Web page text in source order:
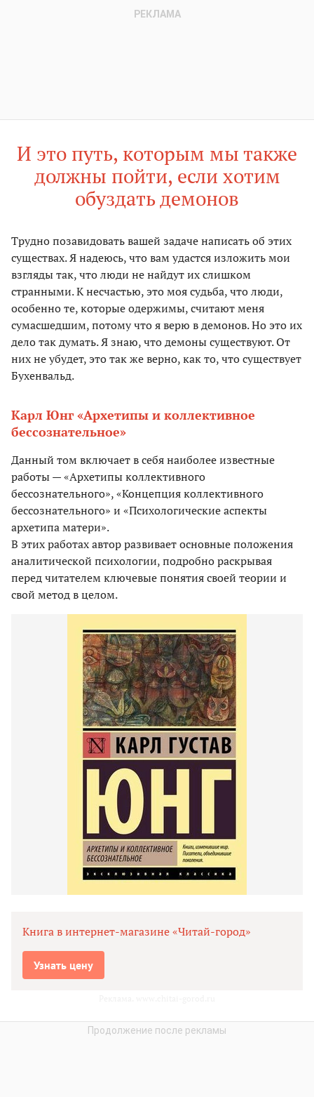
И это путь, которым мы также
должны пойти, если хотим
обуздать демонов
Трудно позавидовать вашей задаче написать об этих
существах. Я надеюсь, что вам удастся изложить мои
взгляды так, что люди не найдут их слишком
странными. К несчастью, это моя судьба, что люди,
особенно те, которые одержимы, считают меня
сумасшедшим, потому что я верю в демонов. Но это их
дело так думать. Я знаю, что демоны существуют. От
них не убудет, это так же верно, как то, что существует
Бухенвальд.
Карл Юнг «Архетипы и коллективное
бессознательное»
Данный том включает в себя наиболее известные
работы — «Архетипы коллективного
бессознательного», «Концепция коллективного
бессознательного» и «Психологические аспекты
архетипа матери».
В этих работах автор развивает основные положения
аналитической психологии, подробно раскрывая
перед читателем ключевые понятия своей теории и
свой метод в целом.
Книга в интернет-магазине «Читай-город»
Узнать цену